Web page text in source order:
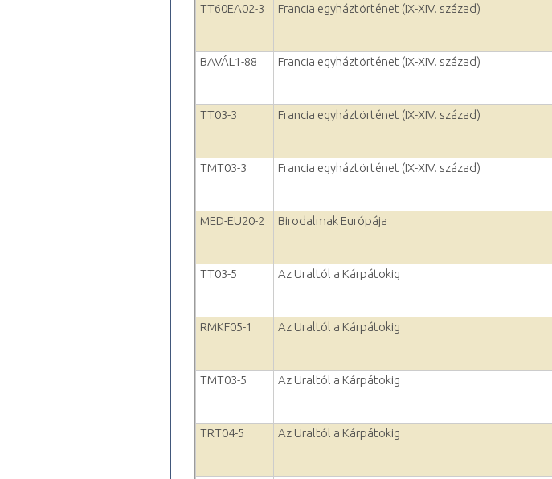
TT60EA02-3
Francia egyháztörténet (IX-XIV. század)
BAVÁL1-88
Francia egyháztörténet (IX-XIV. század)
TT03-3
Francia egyháztörténet (IX-XIV. század)
TMT03-3
Francia egyháztörténet (IX-XIV. század)
MED-EU20-2
Birodalmak Európája
TT03-5 Az Uraltól a Kárpátokig
RMKF05-1
Az Uraltól a Kárpátokig
TMT03-5
Az Uraltól a Kárpátokig
TRT04-5
Az Uraltól a Kárpátokig